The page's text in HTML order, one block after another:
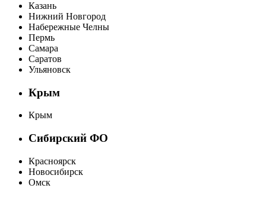
Казань
Нижний Новгород
Набережные Челны
Пермь
Самара
Саратов
Ульяновск
Крым
Крым
Сибирский ФО
Красноярск
Новосибирск
Омск